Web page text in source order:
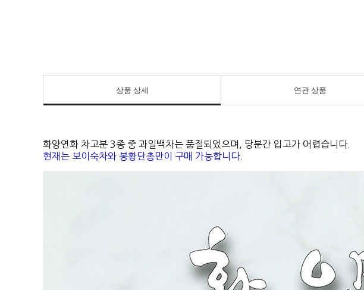
상품 상세 연관 상품
화양연화 차고분 3종 중 과일백차는 품절되었으며, 당분간 입고가 어렵습니다.
현재는 보이숙차와 봉황단총만이 구매 가능합니다.